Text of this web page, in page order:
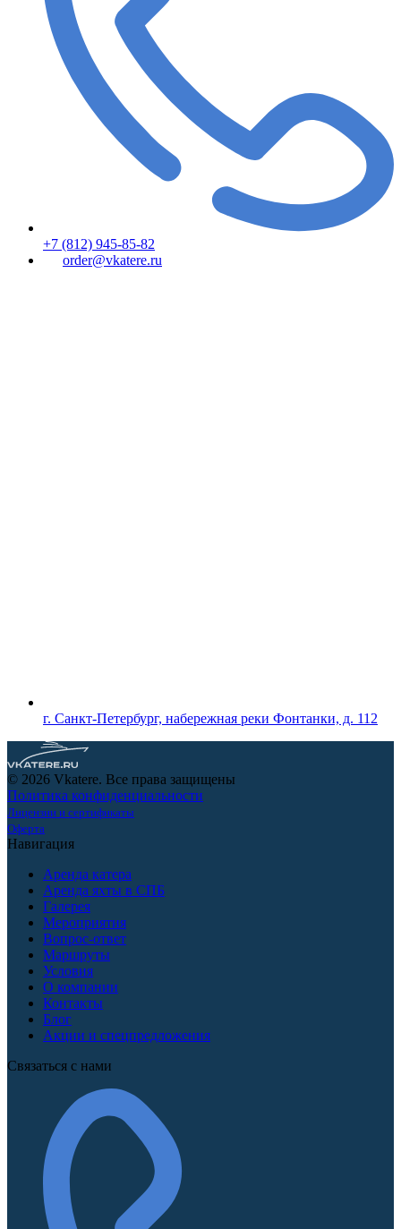
+7 (812) 945-85-82
order@vkatere.ru
г. Санкт-Петербург, набережная реки Фонтанки, д. 112
© 2026 Vkatere. Все права защищены
Политика конфиденциальности
Лицензии и сертификаты
Оферта
Навигация
Аренда катера
Аренда яхты в СПБ
Галерея
Мероприятия
Вопрос-ответ
Маршруты
Условия
О компании
Контакты
Блог
Акции и спецпредложения
Связаться с нами